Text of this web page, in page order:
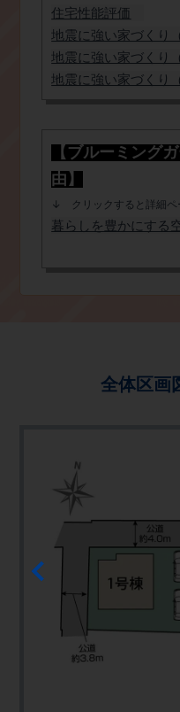
​住宅性能評価
地震に強い家づくり
地震に強い家づくり
地震に強い家づくり
【ブルーミング
由】
​↓ クリックすると詳細ペ
暮らしを豊かにする
全体区画